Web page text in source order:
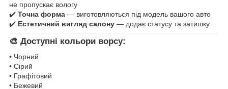
не пропускає вологу
✔️ Точна форма — виготовляються під модель вашого авто
✔️ Естетичний вигляд салону — додає статусу та затишку
🎨 Доступні кольори ворсу:
• Чорний
• Сірий
• Графітовий
• Бежевий